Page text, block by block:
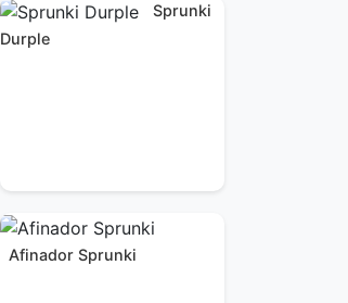
Sprunki
Durple
Afinador Sprunki